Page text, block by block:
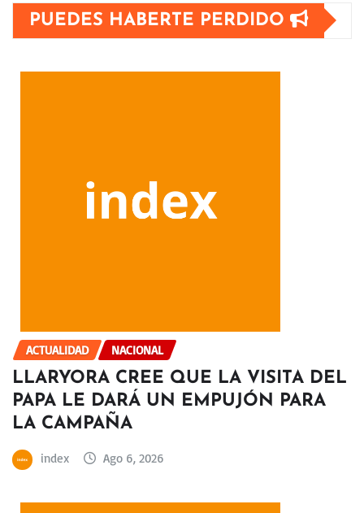
PUEDES HABERTE PERDIDO
ACTUALIDAD NACIONAL
LLARYORA CREE QUE LA VISITA DEL
PAPA LE DARÁ UN EMPUJÓN PARA
LA CAMPAÑA
index Ago 6, 2026